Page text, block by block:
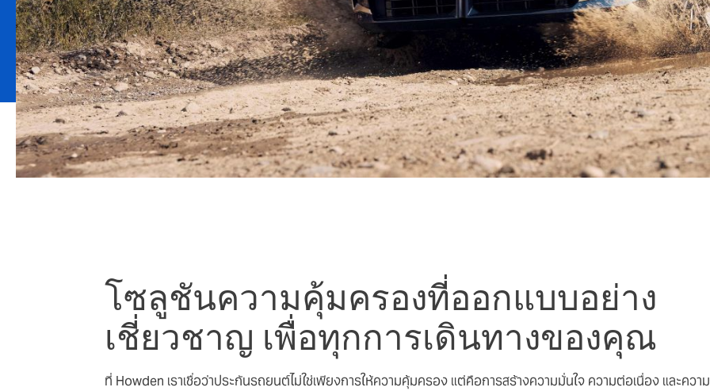
โซลูชันความคุ้มครองที่ออกแบบอย่าง
เชี่ยวชาญ เพื่อทุกการเดินทางของคุณ
ที่ Howden เราเชื่อว่าประกันรถยนต์ไม่ใช่เพียงการให้ความคุ้มครอง แต่คือการสร้างความมั่นใจ ความต่อเนื่อง และควา